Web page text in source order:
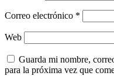
Correo electrónico *
Web
Guarda mi nombre,
para la próxima vez que